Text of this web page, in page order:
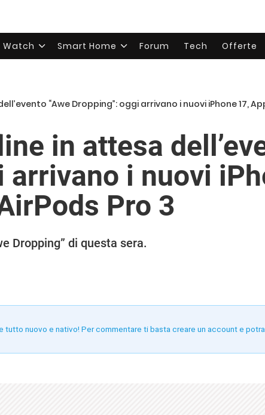
Watch Smart Home Forum Tech Offerte
“Awe Dropping”: oggi arrivano i nuovi iPhone 17,
in attesa
arrivano i nuovi
Pro 3
Dropping” di questa sera.
tutto nuovo e nativo! Per commentare ti basta creare un account e